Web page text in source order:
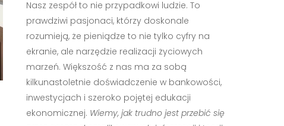
Nasz zespół to nie przypadkowi ludzie. To
prawdziwi pasjonaci, którzy doskonale
rozumieją, że pieniądze to nie tylko cyfry na
ekranie, ale narzędzie realizacji życiowych
marzeń. Większość z nas ma za sobą
kilkunastoletnie doświadczenie w bankowości,
inwestycjach i szeroko pojętej edukacji
ekonomicznej. Wiemy, jak trudno jest przebić się